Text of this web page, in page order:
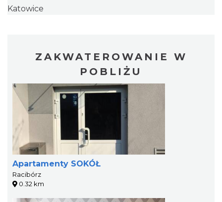
Katowice
ZAKWATEROWANIE W
POBLIŻU
Apartamenty SOKÓŁ
Racibórz
0.32 km